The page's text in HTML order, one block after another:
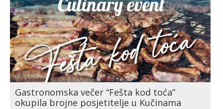
Gastronomska večer “Fešta kod toća”
okupila brojne posjetitelje u Kučinama